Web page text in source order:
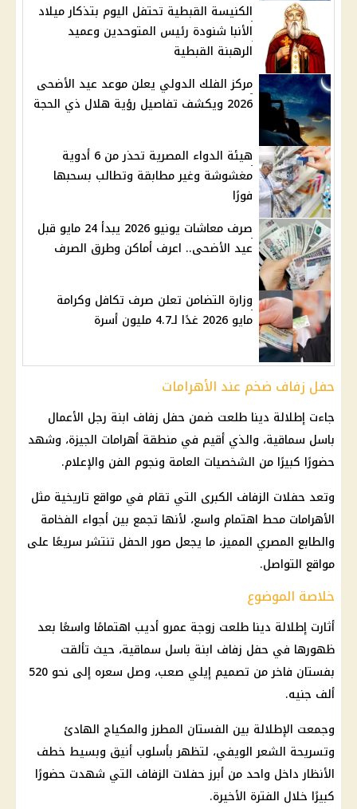
الكنيسة القبطية تحتفل اليوم بتذكار ميلاد
الأنبا شنودة رئيس المتوحدين وعميد
الرهبنة القبطية
مركز الفلك الدولي يعلن موعد عيد الأضحى
2026 ويكشف تفاصيل رؤية هلال ذي الحجة
هيئة الدواء المصرية تحذر من 6 أدوية
مغشوشة وغير مطابقة وتطالب بسحبها
فورًا
صرف معاشات يونيو 2026 يبدأ 24 مايو قبل
عيد الأضحى.. اعرف أماكن وطرق الصرف
وزارة التضامن تعلن صرف تكافل وكرامة
مايو 2026 غدًا لـ4.7 مليون أسرة
حفل زفاف ضخم عند الأهرامات
جاءت إطلالة دينا طلعت ضمن حفل زفاف ابنة رجل الأعمال
باسل سماقية، والذي أقيم في منطقة أهرامات الجيزة، وشهد
حضورًا كبيرًا من الشخصيات العامة ونجوم الفن والإعلام.
وتعد حفلات الزفاف الكبرى التي تقام في مواقع تاريخية مثل
الأهرامات محط اهتمام واسع، لأنها تجمع بين أجواء الفخامة
والطابع المصري المميز، ما يجعل صور الحفل تنتشر سريعًا على
مواقع التواصل.
خلاصة الموضوع
أثارت إطلالة دينا طلعت زوجة عمرو أديب اهتمامًا واسعًا بعد
ظهورها في حفل زفاف ابنة باسل سماقية، حيث تألقت
بفستان فاخر من تصميم إيلي صعب، وصل سعره إلى نحو 520
ألف جنيه.
وجمعت الإطلالة بين الفستان المطرز والمكياج الهادئ
وتسريحة الشعر الويفي، لتظهر بأسلوب أنيق وبسيط خطف
الأنظار داخل واحد من أبرز حفلات الزفاف التي شهدت حضورًا
كبيرًا خلال الفترة الأخيرة.